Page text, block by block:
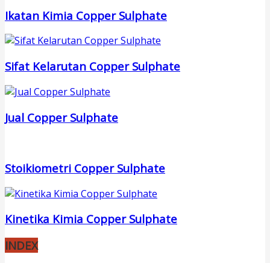
Ikatan Kimia Copper Sulphate
Sifat Kelarutan Copper Sulphate
Jual Copper Sulphate
Stoikiometri Copper Sulphate
Kinetika Kimia Copper Sulphate
INDEX